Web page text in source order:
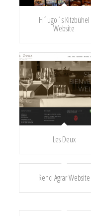
H´ugo´s Kitzbühel
Website
Les Deux
Renci Agrar Website